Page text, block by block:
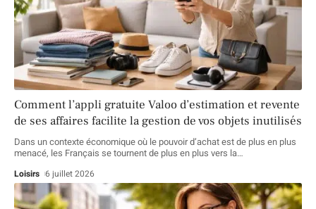
Comment l’appli gratuite Valoo d’estimation et revente
de ses affaires facilite la gestion de vos objets inutilisés
Dans un contexte économique où le pouvoir d’achat est de plus en plus
menacé, les Français se tournent de plus en plus vers la…
Loisirs 6 juillet 2026